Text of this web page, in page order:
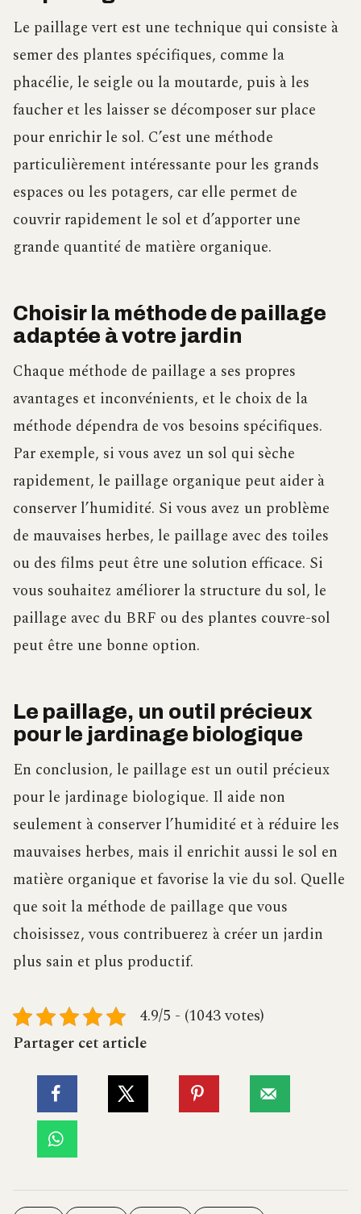
Le paillage vert est une technique qui consiste à
semer des plantes spécifiques, comme la
phacélie, le seigle ou la moutarde, puis à les
faucher et les laisser se décomposer sur place
pour enrichir le sol. C’est une méthode
particulièrement intéressante pour les grands
espaces ou les potagers, car elle permet de
couvrir rapidement le sol et d’apporter une
grande quantité de matière organique.
Choisir la méthode de paillage
adaptée à votre jardin
Chaque méthode de paillage a ses propres
avantages et inconvénients, et le choix de la
méthode dépendra de vos besoins spécifiques.
Par exemple, si vous avez un sol qui sèche
rapidement, le paillage organique peut aider à
conserver l’humidité. Si vous avez un problème
de mauvaises herbes, le paillage avec des toiles
ou des films peut être une solution efficace. Si
vous souhaitez améliorer la structure du sol, le
paillage avec du BRF ou des plantes couvre-sol
peut être une bonne option.
Le paillage, un outil précieux
pour le jardinage biologique
En conclusion, le paillage est un outil précieux
pour le jardinage biologique. Il aide non
seulement à conserver l’humidité et à réduire les
mauvaises herbes, mais il enrichit aussi le sol en
matière organique et favorise la vie du sol. Quelle
que soit la méthode de paillage que vous
choisissez, vous contribuerez à créer un jardin
plus sain et plus productif.
4.9/5 - (1043 votes)
Partager cet article